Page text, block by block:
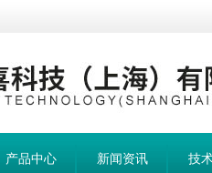
产品中心 新闻资讯 技